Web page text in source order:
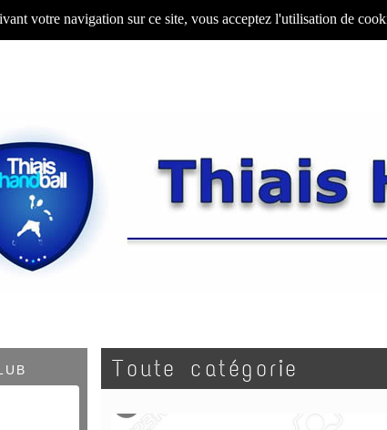
votre navigation sur ce site, vous acceptez l'utilisation de
Toute catégorie